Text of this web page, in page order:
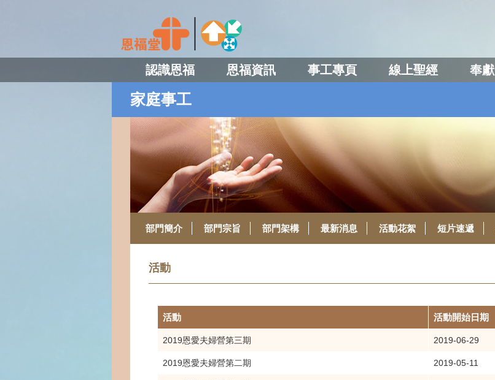
認識恩福 恩福資訊 事工專頁 線上聖經 奉獻
家庭事工
部門簡介 部門宗旨 部門架構 最新消息 活動花絮 短片速遞
活動
活動 活動開始日期
2019恩愛夫婦營第三期 2019-06-29
2019恩愛夫婦營第二期 2019-05-11